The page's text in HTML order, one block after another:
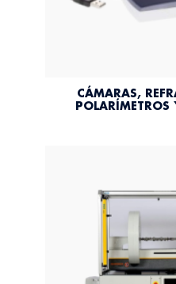
CÁMARAS,
POLARÍMETROS